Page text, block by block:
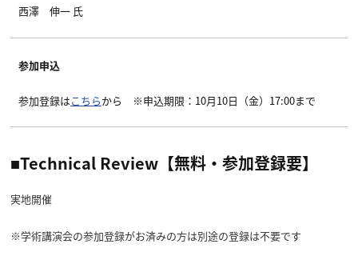
西澤 伸一 氏
参加申込
参加登録はこちらから ※申込期限：10月10日（金）17:00まで
■Technical Review【無料・参加登録要】
実地開催
※学術講演会の参加登録がお済みの方は別途の登録は不要です